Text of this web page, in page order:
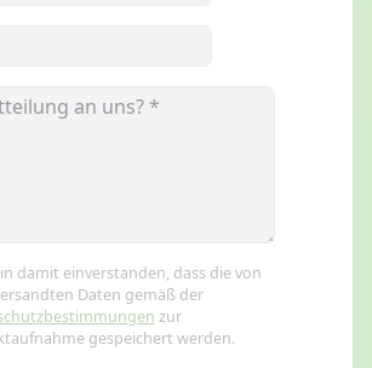
damit einverstanden, dass die von
Daten gemäß der
zur
gespeichert werden.